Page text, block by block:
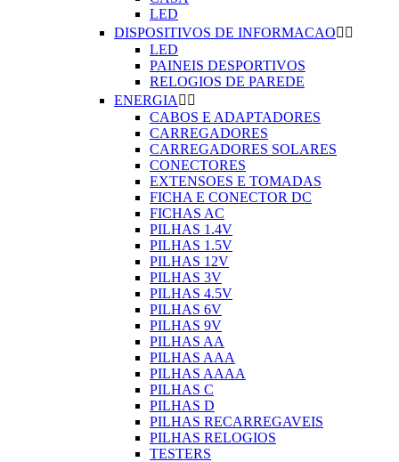
LED
DISPOSITIVOS DE INFORMACAO 
LED
PAINEIS DESPORTIVOS
RELOGIOS DE PAREDE
ENERGIA  
CABOS E ADAPTADORES
CARREGADORES
CARREGADORES SOLARES
CONECTORES
EXTENSOES E TOMADAS
FICHA E CONECTOR DC
FICHAS AC
PILHAS 1.4V
PILHAS 1.5V
PILHAS 12V
PILHAS 3V
PILHAS 4.5V
PILHAS 6V
PILHAS 9V
PILHAS AA
PILHAS AAA
PILHAS AAAA
PILHAS C
PILHAS D
PILHAS RECARREGAVEIS
PILHAS RELOGIOS
TESTERS